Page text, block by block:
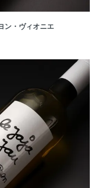
ン・ヴィオニエ